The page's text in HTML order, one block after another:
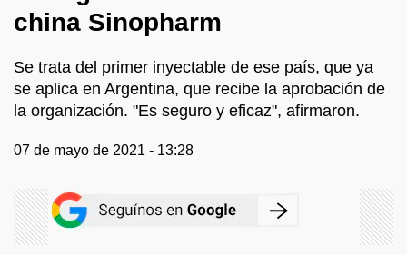
china Sinopharm
Se trata del primer inyectable de ese país, que ya
se aplica en Argentina, que recibe la aprobación de
la organización. "Es seguro y eficaz", afirmaron.
07 de mayo de 2021 - 13:28